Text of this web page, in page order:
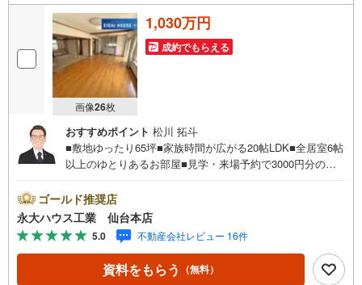
画像26枚
1,030万円
成約でもらえる
おすすめポイント 松川 拓斗
■敷地ゆったり65坪■家族時間が広がる20帖LDK■全居室6帖
以上のゆとりあるお部屋■見学・来場予約で3000円分の選
強み～仙台市を中心に宮城県内の多数店舗で展開中！こち
らでは当社の強みを大きく2つに分けてご紹介！1.＜豊富な
不動産知識＞戸建・マンション・土地...と種別を問わず不
動産を取り扱っております。更に教育施設や商業施設、子
育て環境や行政などの地域情報を総合し、お客様により良
い物件選びをして頂けるよう、しっかりとサポートさせて
ゴールド推奨店
永大ハウス工業 仙台本店
5.0 不動産会社レビュー 16件
資料をもらう （無料）